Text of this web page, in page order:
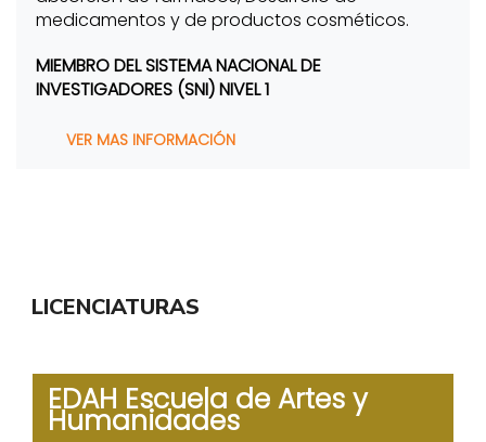
medicamentos y de productos cosméticos.
MIEMBRO DEL SISTEMA NACIONAL DE
INVESTIGADORES (SNI) NIVEL 1
VER MAS INFORMACIÓN
LICENCIATURAS
EDAH Escuela de Artes y
Humanidades